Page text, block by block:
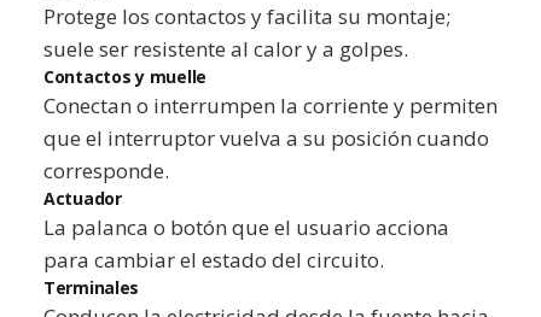
Protege los contactos y facilita su montaje;
suele ser resistente al calor y a golpes.
Contactos y muelle
Conectan o interrumpen la corriente y permiten
que el interruptor vuelva a su posición cuando
corresponde.
Actuador
La palanca o botón que el usuario acciona
para cambiar el estado del circuito.
Terminales